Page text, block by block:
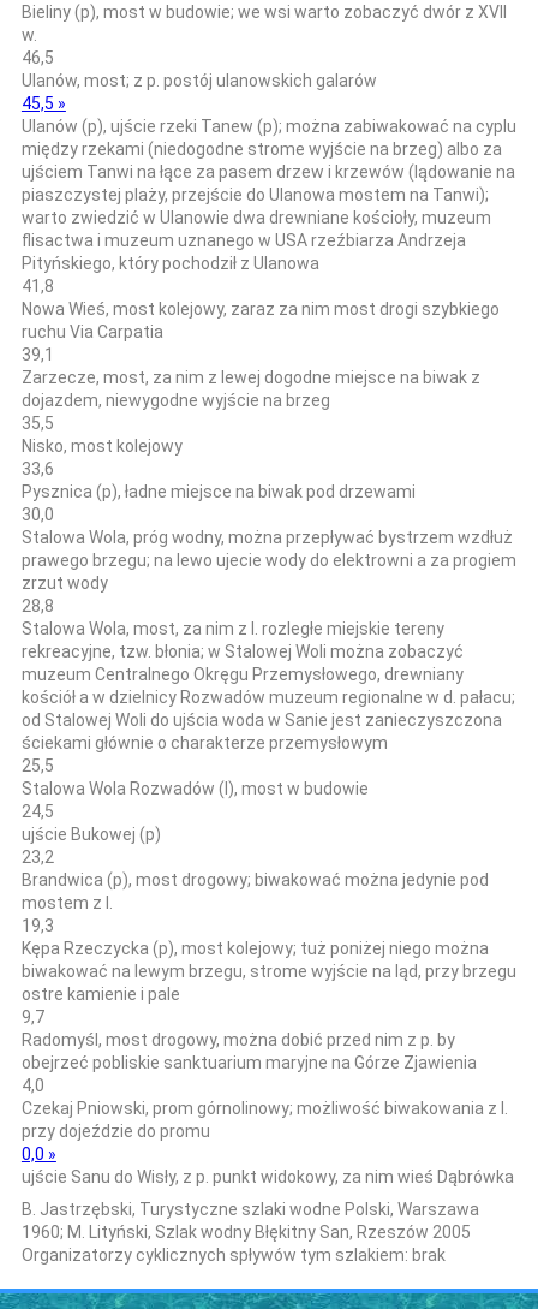
Bieliny (p), most w budowie; we wsi warto zobaczyć dwór z XVII
w.
46,5
Ulanów, most; z p. postój ulanowskich galarów
45,5 »
Ulanów (p), ujście rzeki Tanew (p); można zabiwakować na cyplu
między rzekami (niedogodne strome wyjście na brzeg) albo za
ujściem Tanwi na łące za pasem drzew i krzewów (lądowanie na
piaszczystej plaży, przejście do Ulanowa mostem na Tanwi);
warto zwiedzić w Ulanowie dwa drewniane kościoły, muzeum
flisactwa i muzeum uznanego w USA rzeźbiarza Andrzeja
Pityńskiego, który pochodził z Ulanowa
41,8
Nowa Wieś, most kolejowy, zaraz za nim most drogi szybkiego
ruchu Via Carpatia
39,1
Zarzecze, most, za nim z lewej dogodne miejsce na biwak z
dojazdem, niewygodne wyjście na brzeg
35,5
Nisko, most kolejowy
33,6
Pysznica (p), ładne miejsce na biwak pod drzewami
30,0
Stalowa Wola, próg wodny, można przepływać bystrzem wzdłuż
prawego brzegu; na lewo ujecie wody do elektrowni a za progiem
zrzut wody
28,8
Stalowa Wola, most, za nim z l. rozległe miejskie tereny
rekreacyjne, tzw. błonia; w Stalowej Woli można zobaczyć
muzeum Centralnego Okręgu Przemysłowego, drewniany
kościół a w dzielnicy Rozwadów muzeum regionalne w d. pałacu;
od Stalowej Woli do ujścia woda w Sanie jest zanieczyszczona
ściekami głównie o charakterze przemysłowym
25,5
Stalowa Wola Rozwadów (l), most w budowie
24,5
ujście Bukowej (p)
23,2
Brandwica (p), most drogowy; biwakować można jedynie pod
mostem z l.
19,3
Kępa Rzeczycka (p), most kolejowy; tuż poniżej niego można
biwakować na lewym brzegu, strome wyjście na ląd, przy brzegu
ostre kamienie i pale
9,7
Radomyśl, most drogowy, można dobić przed nim z p. by
obejrzeć pobliskie sanktuarium maryjne na Górze Zjawienia
4,0
Czekaj Pniowski, prom górnolinowy; możliwość biwakowania z l.
przy dojeździe do promu
0,0 »
ujście Sanu do Wisły, z p. punkt widokowy, za nim wieś Dąbrówka
B. Jastrzębski, Turystyczne szlaki wodne Polski, Warszawa
1960; M. Lityński, Szlak wodny Błękitny San, Rzeszów 2005
Organizatorzy cyklicznych spływów tym szlakiem: brak